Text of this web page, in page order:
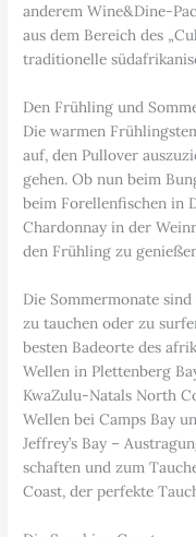
anderem Wine&Dine-
aus dem Bereich des
traditionelle
Den Frühling und
Die warmen
auf, den Pullover
gehen. Ob nun beim
beim Forellenfischen in
Chardonnay in der
den Frühling zu
Die Sommermonate
zu tauchen oder zu
besten Badeorte des
Wellen in Plettenberg
KwaZulu-Natals North
Wellen bei Camps Bay
Jeffrey’s Bay –
schaften und zum
Coast, der perfekte